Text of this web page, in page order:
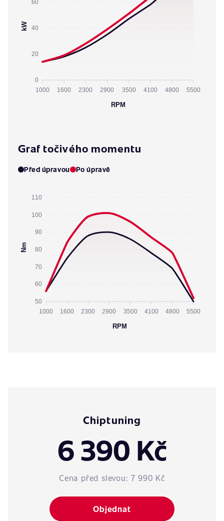
60
40
20
0
kW
1000 1600 2300 2900 3500 4100 4800 5500
RPM
Graf točivého momentu
Před úpravou Po úpravě
110
100
90
80
70
60
50
Nm
1000 1600 2300 2900 3500 4100 4800 5500
RPM
Chiptuning
6 390 Kč
Cena před slevou: 7 990 Kč
Objednat